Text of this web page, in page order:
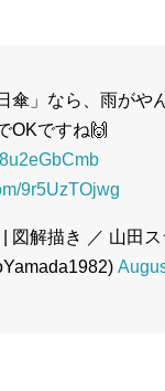
傘」なら、雨がや
OKですね🙌
9r5UzTOjwg
図解描き ／ 山田ス